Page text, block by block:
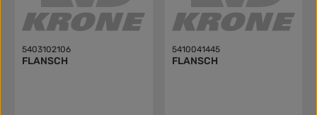
5403102106
FLANSCH
5410041445
FLANSCH